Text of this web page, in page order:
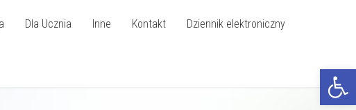
Otwórz
Dla Ucznia Inne Kontakt Dziennik elektroniczny